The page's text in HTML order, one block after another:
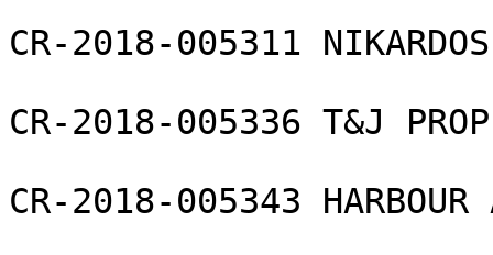
CR-2018-005311
CR-2018-005336 T&J
CR-2018-005343 HARBOUR